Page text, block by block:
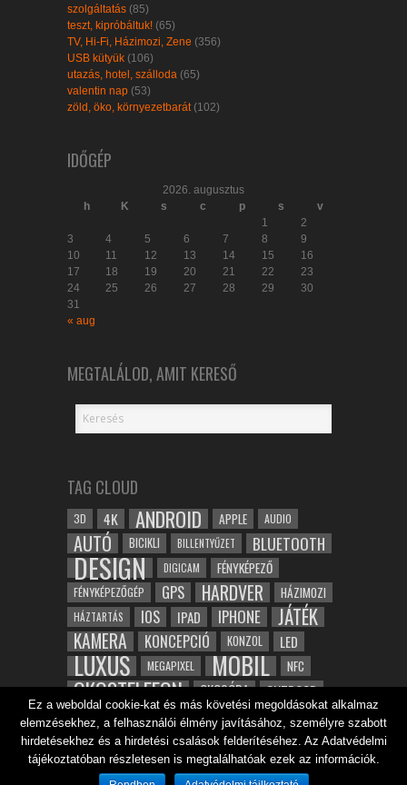
szolgáltatás (85)
teszt, kipróbáltuk! (65)
TV, Hi-Fi, Házimozi, Zene (356)
USB kütyük (106)
utazás, hotel, szálloda (65)
valentin nap (53)
zöld, öko, környezetbarát (102)
IDŐGÉP
2026. augusztus
h
K s c p s
v
1
2
3
4 5 6 7 8
9
10
11 12 13 14 15
16
17
18 19 20 21 22
23
24
25 26 27 28 29
30
31
« aug
MEGTALÁLOD, AMIT KERESŐ
TAG CLOUD
3D 4K ANDROID APPLE AUDIO
AUTÓ BICIKLI BILLENTYŰZET BLUETOOTH
DESIGN DIGICAM FÉNYKÉPEZŐ
FÉNYKÉPEZŐGÉP GPS HARDVER HÁZIMOZI
HÁZTARTÁS IOS IPAD IPHONE JÁTÉK
KAMERA KONCEPCIÓ KONZOL LED
LUXUS MEGAPIXEL MOBIL NFC
OKOSTELEFON OKOSÓRA OUTDOOR
ROBOT SAMSUNG SPORT TABLET
TESZT VIDEÓ VÍZÁLLÓ WIFI ZENE ZÖLD
ÉPÍTÉSZET ÉRINTŐKÉPERNYŐ ÓRA
Ez a weboldal cookie-kat és más követési megoldásokat alkalmaz
elemzésekhez, a felhasználói élmény javításához, személyre szabott
hirdetésekhez és a hirdetési csalások felderítéséhez. Az Adatvédelmi
tájékoztatóban részletesen is megtalálhatóak ezek az információk.